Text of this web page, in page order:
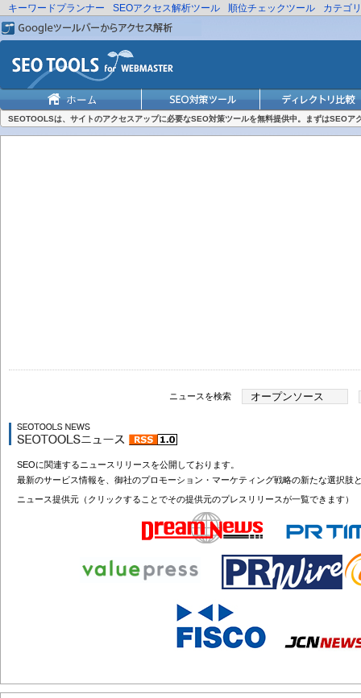
キーワードプランナー SEOアクセス解析ツール 順位チェックツール カテゴ
SEOTOOLSは、サイトのアクセスアップに必要なSEO対策ツールを無料提供中。まずはSEOア
ニュースを検索
SEOに関連するニュースリリースを公開しております。
最新のサービス情報を、御社のプロモーション・マーケティング戦略の新たな選択肢
ニュース提供元（クリックすることでその提供元のプレスリリースが一覧できます）